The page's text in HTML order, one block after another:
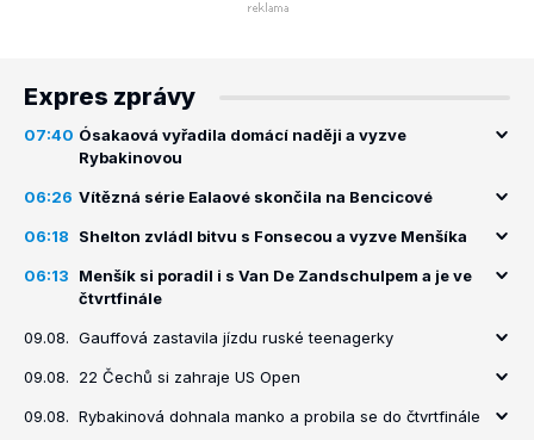
Expres zprávy
07:40 Ósakaová vyřadila domácí naději a vyzve
Rybakinovou
06:26 Vítězná série Ealaové skončila na Bencicové
06:18 Shelton zvládl bitvu s Fonsecou a vyzve Menšíka
06:13
Menšík si poradil i s Van De Zandschulpem a je ve
čtvrtfinále
09.08. Gauffová zastavila jízdu ruské teenagerky
09.08. 22 Čechů si zahraje US Open
09.08. Rybakinová dohnala manko a probila se do čtvrtfinále